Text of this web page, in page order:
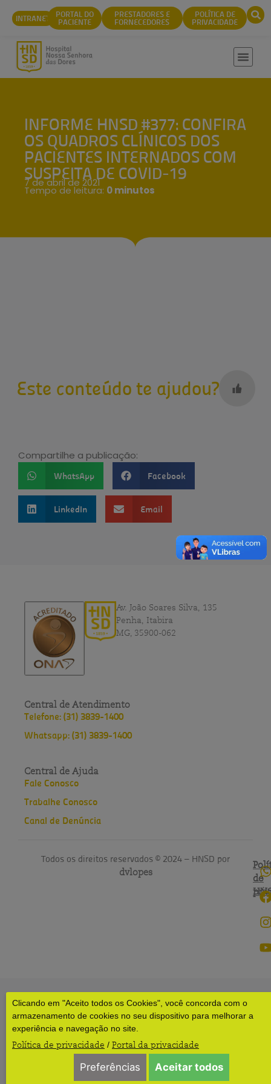
conteúdo
Clicando em "Aceito todos os Cookies", você concorda com o
armazenamento de cookies no seu dispositivo para melhorar a
experiência e navegação no site.
Política de privacidade / Portal da privacidade
Preferências Aceitar todos
INTRANET PORTAL DO
PACIENTE
PRESTADORES E
FORNECEDORES
POLÍTICA DE
PRIVACIDADE
INFORME HNSD #377: CONFIRA
OS QUADROS CLÍNICOS DOS
PACIENTES INTERNADOS COM
SUSPEITA DE COVID-19
7 de abril de 2021
Tempo de leitura: 0 minutos
Este conteúdo te ajudou?
Compartilhe a publicação:
WhatsApp Facebook
LinkedIn Email
Av. João Soares Silva, 135
Penha, Itabira
MG, 35900-062
Central de Atendimento
Telefone: (31) 3839-1400
Whatsapp: (31) 3839-1400
Central de Ajuda
Fale Conosco
Trabalhe Conosco
Canal de Denúncia
Todos os direitos reservados © 2024 – HNSD por
dvlopes
de
do